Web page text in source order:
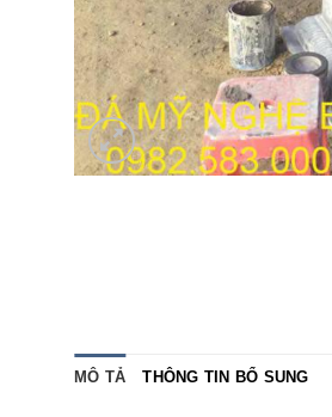
MÔ TẢ THÔNG TIN BỔ SUNG